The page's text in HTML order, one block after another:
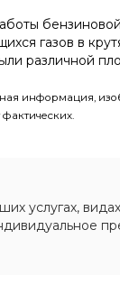
газов в
различной
информация,
фактических.
услугах,